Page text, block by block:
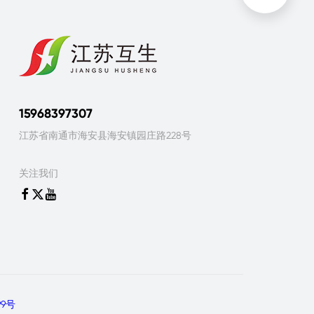
15968397307
江苏省南通市海安县海安镇园庄路228号
关注我们
 
号